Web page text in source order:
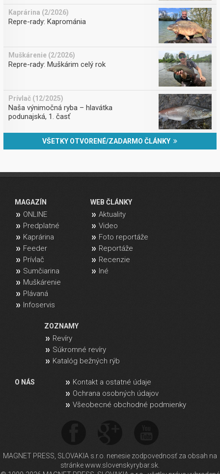
Kaprárina (2/2026)
Repre-rady: Kaprománia
Muškárenie (2/2026)
Repre-rady: Muškárim celý rok
Prívlač (12/2025)
Naša výnimočná ryba – hlavátka
podunajská, 1. časť
VŠETKY OTVORENÉ/ZADARMO ČLÁNKY
MAGAZÍN
ONLINE
Predplatné
Kaprárina
Feeder
Prívlač
Sumčiarina
Muškárenie
Plávaná
Infoservis
WEB ČLÁNKY
Aktuality
Video
Foto reportáže
Reportáže
Recenzie
Iné
ZOZNAMY
Revíry
Súkromné revíry
Katalóg bežných rýb
O NÁS
Kontakt a ostatné údaje
Ochrana osobných údajov
Všeobecné obchodné podmienky
MAGNET PRESS, SLOVAKIA s.r.o. nenesie zodpovednosť za obsah na
stránke www.slovenskyrybar.sk.